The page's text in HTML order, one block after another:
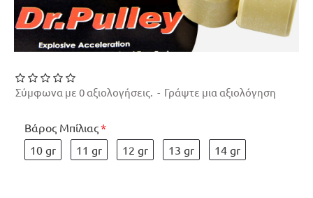
Σύμφωνα με 0 αξιολογήσεις. - Γράψτε μια αξιολόγηση
Βάρος Μπίλιας
10 gr
11 gr 12 gr 13 gr 14 gr